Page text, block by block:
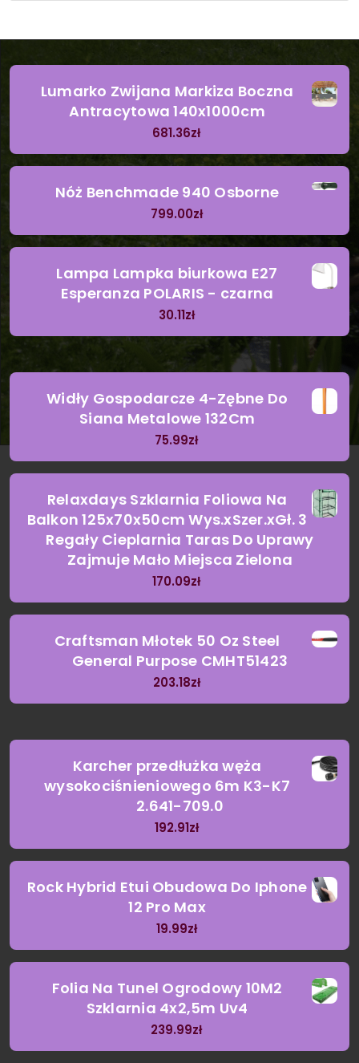
Lumarko Zwijana Markiza Boczna
Antracytowa 140x1000cm
681.36zł
Nóż Benchmade 940 Osborne
799.00zł
Lampa Lampka biurkowa E27
Esperanza POLARIS - czarna
30.11zł
Widły Gospodarcze 4-Zębne Do
Siana Metalowe 132Cm
75.99zł
Relaxdays Szklarnia Foliowa Na
Balkon 125x70x50cm Wys.xSzer.xGł. 3
Regały Cieplarnia Taras Do Uprawy
Zajmuje Mało Miejsca Zielona
170.09zł
Craftsman Młotek 50 Oz Steel
General Purpose CMHT51423
203.18zł
Karcher przedłużka węża
wysokociśnieniowego 6m K3-K7
2.641-709.0
192.91zł
Rock Hybrid Etui Obudowa Do Iphone
12 Pro Max
19.99zł
Folia Na Tunel Ogrodowy 10M2
Szklarnia 4x2,5m Uv4
239.99zł